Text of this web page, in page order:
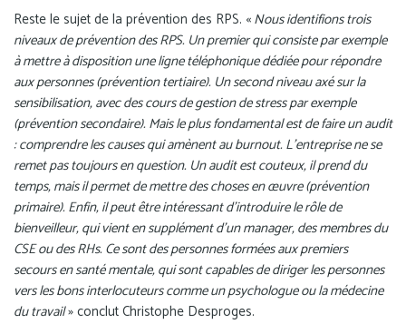
Reste le sujet de la prévention des RPS. «Nous identifions trois
niveaux de prévention des RPS. Un premier qui consiste par exemple
à mettre à disposition une ligne téléphonique dédiée pour répondre
aux personnes (prévention tertiaire). Un second niveau axé sur la
sensibilisation, avec des cours de gestion de stress par exemple
(prévention secondaire). Mais le plus fondamental est de faire un audit
: comprendre les causes qui amènent au burnout. L’entreprise ne se
remet pas toujours en question. Un audit est couteux, il prend du
temps, mais il permet de mettre des choses en œuvre (prévention
primaire). Enfin, il peut être intéressant d’introduire le rôle de
bienveilleur, qui vient en supplément d’un manager, des membres du
CSE ou des RHs. Ce sont des personnes formées aux premiers
secours en santé mentale, qui sont capables de diriger les personnes
vers les bons interlocuteurs comme un psychologue ou la médecine
du travail» conclut Christophe Desproges.